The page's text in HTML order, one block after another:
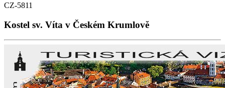
CZ-5811
Kostel sv. Víta v Českém Krumlově